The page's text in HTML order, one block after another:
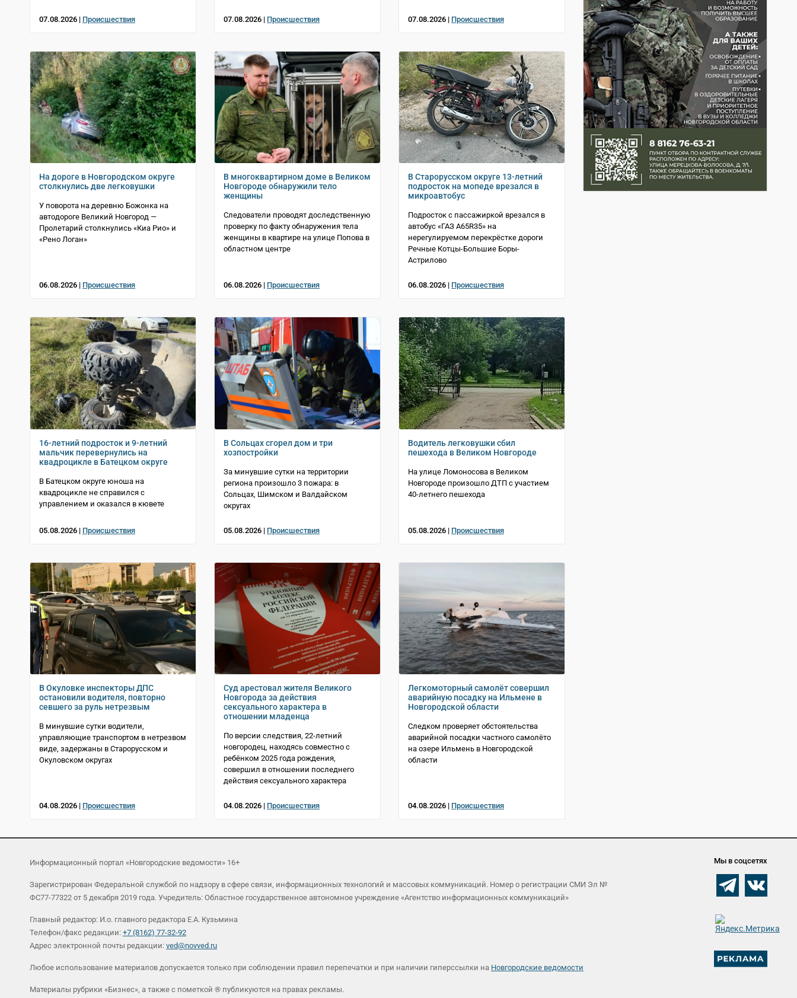
07.08.2026 | Происшествия 07.08.2026 | Происшествия 07.08.2026 | Происшествия
На дороге в Новгородском округе
столкнулись две легковушки
У поворота на деревню Божонка на
автодороге Великий Новгород —
Пролетарий столкнулись «Киа Рио» и
«Рено Логан»
06.08.2026 | Происшествия
В многоквартирном доме в Великом
Новгороде обнаружили тело
женщины
Следователи проводят доследственную
проверку по факту обнаружения тела
женщины в квартире на улице Попова в
областном центре
06.08.2026 | Происшествия
В Старорусском округе 13-летний
подросток на мопеде врезался в
микроавтобус
Подросток с пассажиркой врезался в
автобус «ГАЗ A65R35» на
нерегулируемом перекрёстке дороги
Речные Котцы-Большие Боры-
Астрилово
06.08.2026 | Происшествия
16-летний подросток и 9-летний
мальчик перевернулись на
квадроцикле в Батецком округе
В Батецком округе юноша на
квадроцикле не справился с
управлением и оказался в кювете
05.08.2026 | Происшествия
В Сольцах сгорел дом и три
хозпостройки
За минувшие сутки на территории
региона произошло 3 пожара: в
Сольцах, Шимском и Валдайском
округах
05.08.2026 | Происшествия
Водитель легковушки сбил
пешехода в Великом Новгороде
На улице Ломоносова в Великом
Новгороде произошло ДТП с участием
40-летнего пешехода
05.08.2026 | Происшествия
В Окуловке инспекторы ДПС
остановили водителя, повторно
севшего за руль нетрезвым
В минувшие сутки водители,
управляющие транспортом в нетрезвом
виде, задержаны в Старорусском и
Окуловском округах
04.08.2026 | Происшествия
Суд арестовал жителя Великого
Новгорода за действия
сексуального характера в
отношении младенца
По версии следствия, 22-летний
новгородец, находясь совместно с
ребёнком 2025 года рождения,
совершил в отношении последнего
действия сексуального характера
04.08.2026 | Происшествия
Легкомоторный самолёт совершил
аварийную посадку на Ильмене в
Новгородской области
Следком проверяет обстоятельства
аварийной посадки частного самолёто
на озере Ильмень в Новгородской
области
04.08.2026 | Происшествия
Информационный портал «Новгородские ведомости» 16+
Зарегистрирован Федеральной службой по надзору в сфере связи, информационных технологий и массовых коммуникаций. Номер о регистрации СМИ Эл №
ФС77-77322 от 5 декабря 2019 года. Учредитель: Областное государственное автономное учреждение «Агентство информационных коммуникаций»
Главный редактор: И.о. главного редактора Е.А. Кузьмина
Телефон/факс редакции: +7 (8162) 77-32-92
Адрес электронной почты редакции: ved@novved.ru
Любое использование материалов допускается только при соблюдении правил перепечатки и при наличии гиперссылки на Новгородские ведомости
Материалы рубрики «Бизнес», а также с пометкой ® публикуются на правах рекламы.
Мы в соцсетях